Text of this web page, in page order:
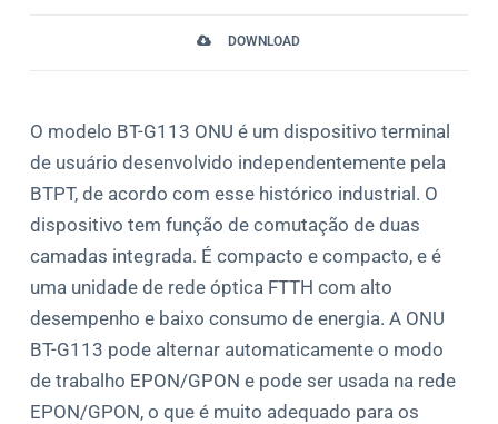
DOWNLOAD
O modelo BT-G113 ONU é um dispositivo terminal
de usuário desenvolvido independentemente pela
BTPT, de acordo com esse histórico industrial. O
dispositivo tem função de comutação de duas
camadas integrada. É compacto e compacto, e é
uma unidade de rede óptica FTTH com alto
desempenho e baixo consumo de energia. A ONU
BT-G113 pode alternar automaticamente o modo
de trabalho EPON/GPON e pode ser usada na rede
EPON/GPON, o que é muito adequado para os